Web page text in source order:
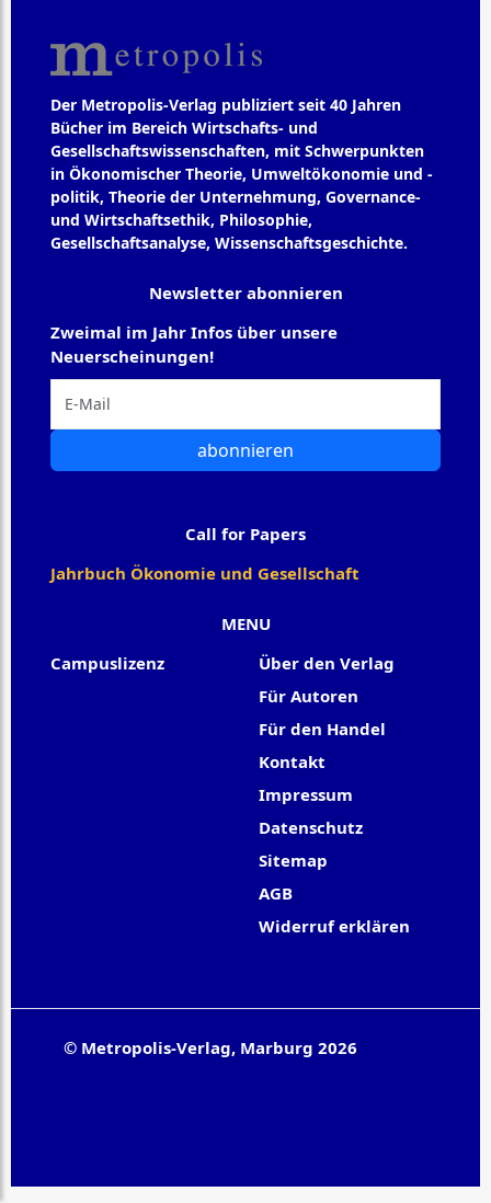
Der Metropolis-Verlag publiziert seit 40 Jahren
Bücher im Bereich Wirtschafts- und
Gesellschaftswissenschaften, mit Schwerpunkten
in Ökonomischer Theorie, Umweltökonomie und -
politik, Theorie der Unternehmung, Governance-
und Wirtschaftsethik, Philosophie,
Gesellschaftsanalyse, Wissenschaftsgeschichte.
MENU
Campuslizenz
Über den Verlag
Für Autoren
Für den Handel
Kontakt
Impressum
Datenschutz
Sitemap
AGB
Widerruf erklären
Newsletter abonnieren
Zweimal im Jahr Infos über unsere
Neuerscheinungen!
abonnieren
Call for Papers
Jahrbuch Ökonomie und Gesellschaft
© Metropolis-Verlag, Marburg 2026